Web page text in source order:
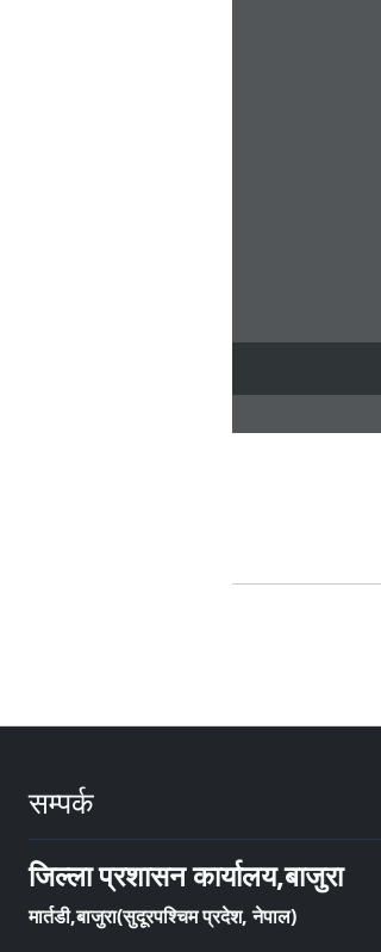
सम्पर्क
जिल्ला प्रशासन कार्यालय,बाजुरा
मार्तडी,बाजुरा(सुदूरपश्चिम प्रदेश, नेपाल)